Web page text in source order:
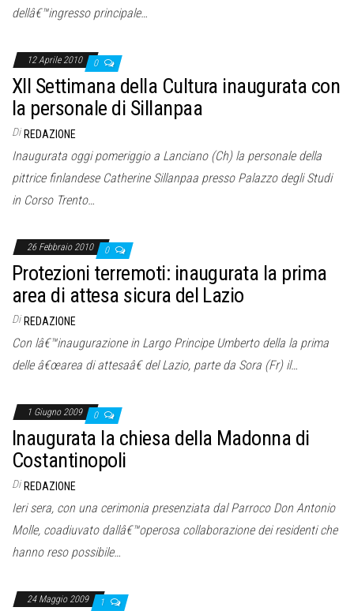
dellâ€™ingresso principale…
12 Aprile 2010 0
XII Settimana della Cultura inaugurata con
la personale di Sillanpaa
Di REDAZIONE
Inaugurata oggi pomeriggio a Lanciano (Ch) la personale della
pittrice finlandese Catherine Sillanpaa presso Palazzo degli Studi
in Corso Trento…
26 Febbraio 2010 0
Protezioni terremoti: inaugurata la prima
area di attesa sicura del Lazio
Di REDAZIONE
Con lâ€™inaugurazione in Largo Principe Umberto della la prima
delle â€œarea di attesaâ€ del Lazio, parte da Sora (Fr) il…
1 Giugno 2009 0
Inaugurata la chiesa della Madonna di
Costantinopoli
Di REDAZIONE
Ieri sera, con una cerimonia presenziata dal Parroco Don Antonio
Molle, coadiuvato dallâ€™operosa collaborazione dei residenti che
hanno reso possibile…
24 Maggio 2009 1